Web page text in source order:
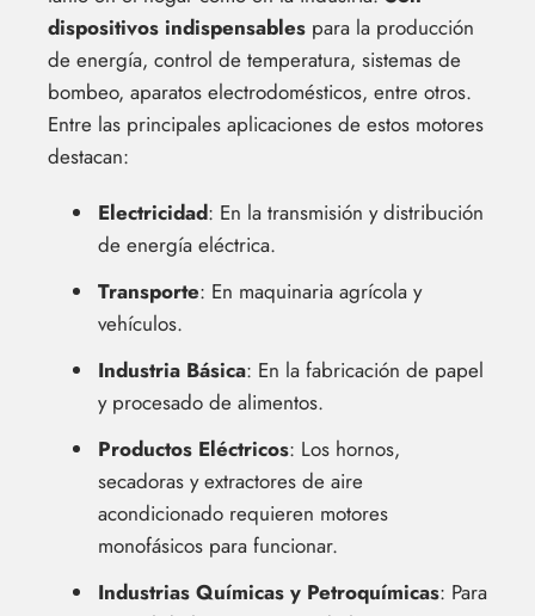
dispositivos indispensables para la producción
de energía, control de temperatura, sistemas de
bombeo, aparatos electrodomésticos, entre otros.
Entre las principales aplicaciones de estos motores
destacan:
Electricidad: En la transmisión y distribución
de energía eléctrica.
Transporte: En maquinaria agrícola y
vehículos.
Industria Básica: En la fabricación de papel
y procesado de alimentos.
Productos Eléctricos: Los hornos,
secadoras y extractores de aire
acondicionado requieren motores
monofásicos para funcionar.
Industrias Químicas y Petroquímicas: Para